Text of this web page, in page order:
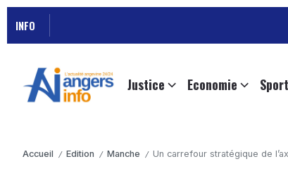
INFO
Justice Economie Sport
Accueil / Edition / Manche / Un carrefour stratégique de